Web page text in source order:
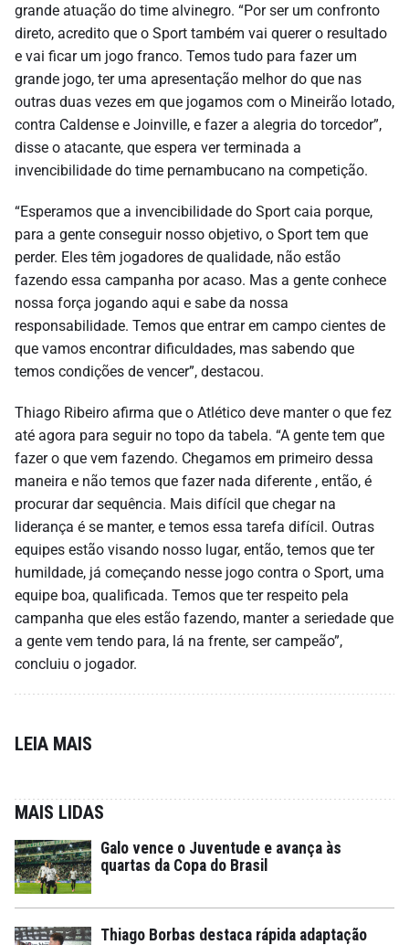
grande atuação do time alvinegro. “Por ser um confronto
direto, acredito que o Sport também vai querer o resultado
e vai ficar um jogo franco. Temos tudo para fazer um
grande jogo, ter uma apresentação melhor do que nas
outras duas vezes em que jogamos com o Mineirão lotado,
contra Caldense e Joinville, e fazer a alegria do torcedor”,
disse o atacante, que espera ver terminada a
invencibilidade do time pernambucano na competição.
“Esperamos que a invencibilidade do Sport caia porque,
para a gente conseguir nosso objetivo, o Sport tem que
perder. Eles têm jogadores de qualidade, não estão
fazendo essa campanha por acaso. Mas a gente conhece
nossa força jogando aqui e sabe da nossa
responsabilidade. Temos que entrar em campo cientes de
que vamos encontrar dificuldades, mas sabendo que
temos condições de vencer”, destacou.
Thiago Ribeiro afirma que o Atlético deve manter o que fez
até agora para seguir no topo da tabela. “A gente tem que
fazer o que vem fazendo. Chegamos em primeiro dessa
maneira e não temos que fazer nada diferente , então, é
procurar dar sequência. Mais difícil que chegar na
liderança é se manter, e temos essa tarefa difícil. Outras
equipes estão visando nosso lugar, então, temos que ter
humildade, já começando nesse jogo contra o Sport, uma
equipe boa, qualificada. Temos que ter respeito pela
campanha que eles estão fazendo, manter a seriedade que
a gente vem tendo para, lá na frente, ser campeão”,
concluiu o jogador.
LEIA MAIS
MAIS LIDAS
Galo vence o Juventude e avança às
quartas da Copa do Brasil
Thiago Borbas destaca rápida adaptação